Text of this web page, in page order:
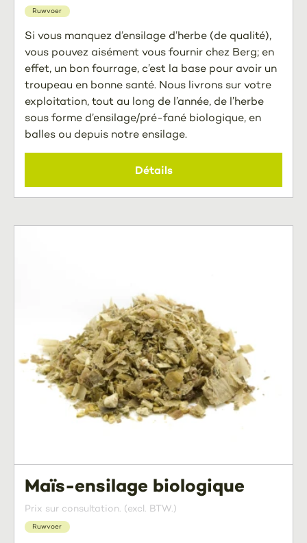
Ruwvoer
Si vous manquez d’ensilage d’herbe (de qualité),
vous pouvez aisément vous fournir chez Berg; en
effet, un bon fourrage, c’est la base pour avoir un
troupeau en bonne santé. Nous livrons sur votre
exploitation, tout au long de l’année, de l’herbe
sous forme d’ensilage/pré-fané biologique, en
balles ou depuis notre ensilage.
Détails
Maïs-ensilage biologique
Prix sur consultation. (excl. BTW.)
Ruwvoer